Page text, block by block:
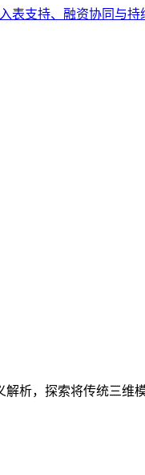
表支持、融资协同与持
析，探索将传统三维